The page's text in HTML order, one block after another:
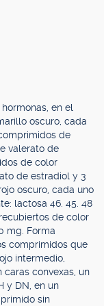
en el
oscuro, cada
de
valerato de
de color
de estradiol y 3
oscuro, cada uno
lactosa 46. 45. 48
de color
mg. Forma
comprimidos que
intermedio,
convexas, un
y DN, en un
sin